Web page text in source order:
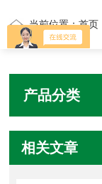
当前位置：首页
产品分类
相关文章